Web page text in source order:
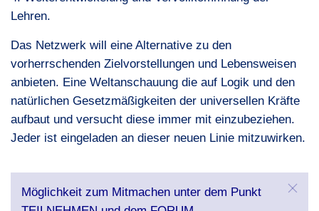
Lehren.
Das Netzwerk will eine Alternative zu den
vorherrschenden Zielvorstellungen und Lebensweisen
anbieten. Eine Weltanschauung die auf Logik und den
natürlichen Gesetzmäßigkeiten der universellen Kräfte
aufbaut und versucht diese immer mit einzubeziehen.
Jeder ist eingeladen an dieser neuen Linie mitzuwirken.
Möglichkeit zum Mitmachen unter dem Punkt